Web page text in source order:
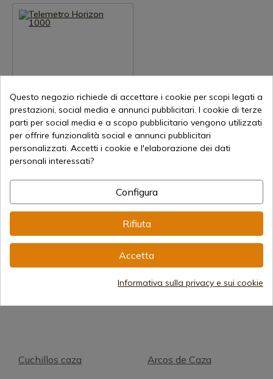
Visualizza prodotto
REF: TEL050
Telemetro Horizon 1000
Spedizione in 7-15 giorni
169,00 €
1
Cuchillos caza Arcos de Caza
Questo negozio richiede di accettare i cookie per scopi legati a
prestazioni, social media e annunci pubblicitari. I cookie di terze
parti per social media e a scopo pubblicitario vengono utilizzati
per offrire funzionalità social e annunci pubblicitari
personalizzati. Accetti i cookie e l'elaborazione dei dati
personali interessati?
Configura
Rifiuta
Accetta
Informativa sulla privacy e sui cookie